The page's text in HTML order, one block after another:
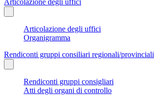
Articolazione degli uffici
Organigramma
Rendiconti gruppi consiliari regionali/provinciali
Rendiconti gruppi consigliari
Atti degli organi di controllo